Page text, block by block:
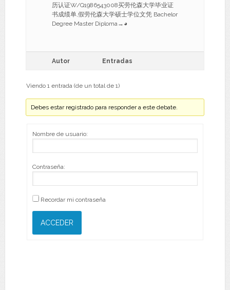
历认证W/Q1986543008买劳伦森大学毕业证
书成绩单,假劳伦森大学硕士学位文凭 Bachelor
Degree Master Diploma→◕
Autor Entradas
Viendo 1 entrada (de un total de 1)
Debes estar registrado para responder a este debate.
Nombre de usuario:
Contraseña:
Recordar mi contraseña
ACCEDER